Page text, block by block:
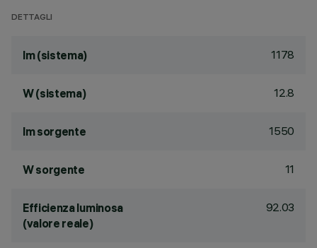
DETTAGLI
lm (sistema) 1178
W (sistema) 12.8
lm sorgente 1550
W sorgente 11
Efficienza luminosa
(valore reale)
92.03